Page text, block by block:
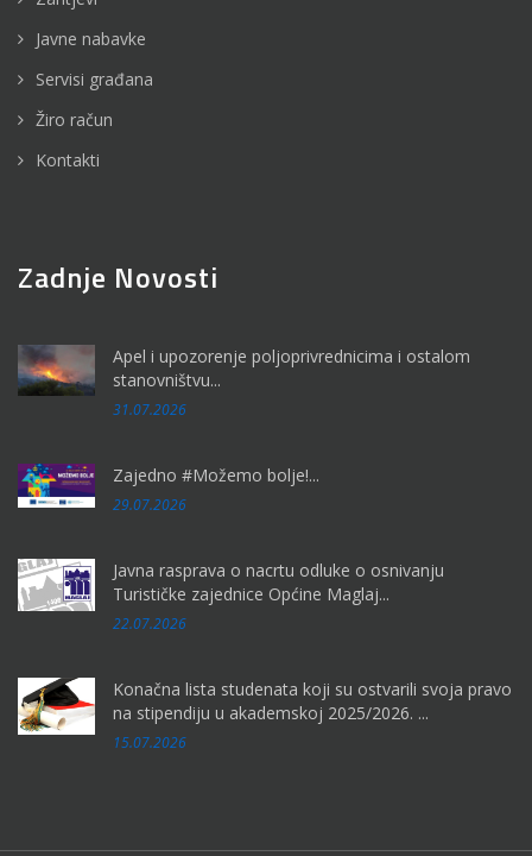
Javne nabavke
Servisi građana
Žiro račun
Kontakti
Zadnje Novosti
Apel i upozorenje poljoprivrednicima i ostalom
stanovništvu...
31.07.2026
Zajedno #Možemo bolje!...
29.07.2026
Javna rasprava o nacrtu odluke o osnivanju
Turističke zajednice Općine Maglaj...
22.07.2026
Konačna lista studenata koji su ostvarili svoja pravo
na stipendiju u akademskoj 2025/2026. ...
15.07.2026